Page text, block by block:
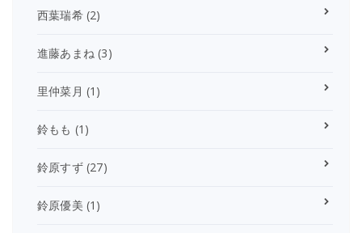
西葉瑞希(2)
進藤あまね (3)
里仲菜月 (1)
鈴もも (1)
鈴原すず(27)
鈴原優美 (1)